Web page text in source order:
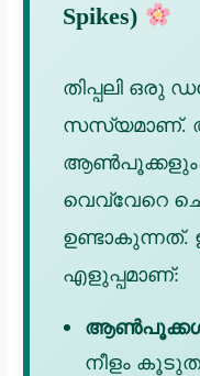
Spikes)
തിപ്പലി ഒരു
സസ്യമാണ്.
ആൺപൂക്കളും
വെവ്വേറെ
ഉണ്ടാകുന്നത്.
എളുപ്പമാണ്:
ആൺപൂക്കൾ
നീളം